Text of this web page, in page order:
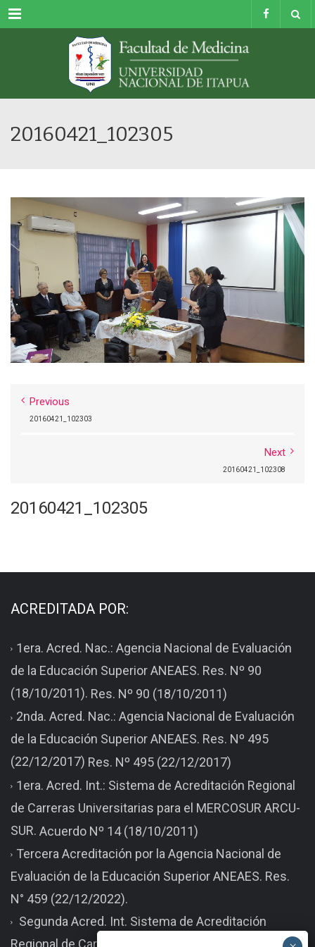
Menu
20160421_102305
Previous
20160421_102303
Next
20160421_102308
20160421_102305
ACREDITADA POR:
1era. Acred. Nac.: Agencia Nacional de Evaluación
de la Educación Superior ANEAES. Res. Nº 90
(18/10/2011). Res. Nº 90 (18/10/2011)
2nda. Acred. Nac.: Agencia Nacional de Evaluación
de la Educación Superior ANEAES. Res. Nº 495
(22/12/2017) Res. Nº 495 (22/12/2017)
1era. Acred. Int.: Sistema de Acreditación Regional
de Carreras Universitarias para el MERCOSUR ARCU-
SUR. Acuerdo Nº 14 (18/10/2011)
Tercera Acreditación por la Agencia Nacional de
Evaluación de la Educación Superior ANEAES. Res.
N° 459 (22/12/2022).
Segunda Acred. Int. Sistema de Acreditación
Regional de Carreras Universitarias para el